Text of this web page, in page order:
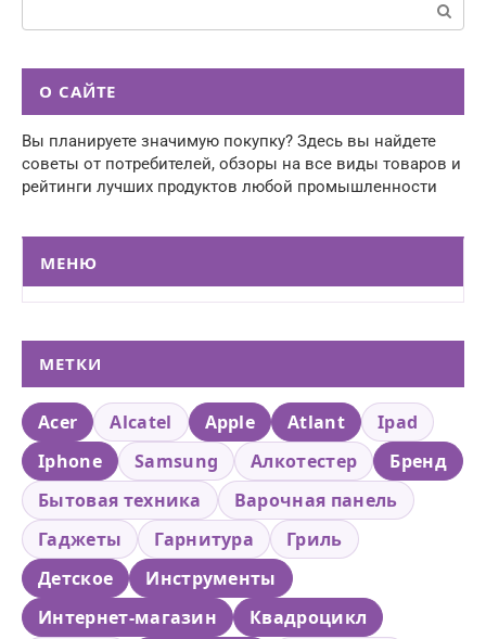
О САЙТЕ
Вы планируете значимую покупку? Здесь вы найдете
советы от потребителей, обзоры на все виды товаров и
рейтинги лучших продуктов любой промышленности
МЕНЮ
МЕТКИ
Acer Alcatel Apple Atlant
Ipad
Iphone
Samsung Алкотестер
Бренд
Бытовая техника
Варочная панель
Гаджеты
Гарнитура
Гриль
Детское
Инструменты
Интернет-магазин
Квадроцикл